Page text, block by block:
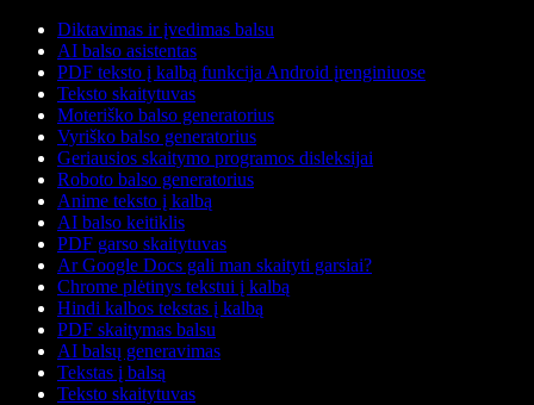
Diktavimas ir įvedimas balsu
AI balso asistentas
PDF teksto į kalbą funkcija Android įrenginiuose
Teksto skaitytuvas
Moteriško balso generatorius
Vyriško balso generatorius
Geriausios skaitymo programos disleksijai
Roboto balso generatorius
Anime teksto į kalbą
AI balso keitiklis
PDF garso skaitytuvas
Ar Google Docs gali man skaityti garsiai?
Chrome plėtinys tekstui į kalbą
Hindi kalbos tekstas į kalbą
PDF skaitymas balsu
AI balsų generavimas
Tekstas į balsą
Teksto skaitytuvas